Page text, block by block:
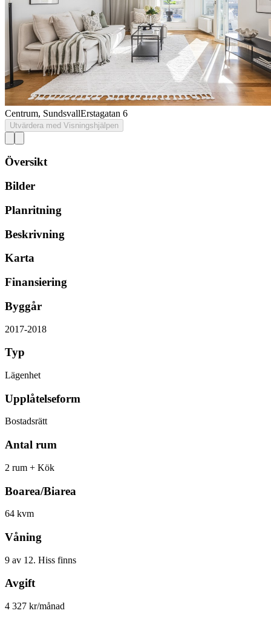
Centrum, SundsvallErstagatan 6
Utvärdera med Visningshjälpen
Översikt
Bilder
Planritning
Beskrivning
Karta
Finansiering
Byggår
2017-2018
Typ
Lägenhet
Upplåtelseform
Bostadsrätt
Antal rum
2 rum + Kök
Boarea/Biarea
64 kvm
Våning
9 av 12. Hiss finns
Avgift
4 327 kr/månad